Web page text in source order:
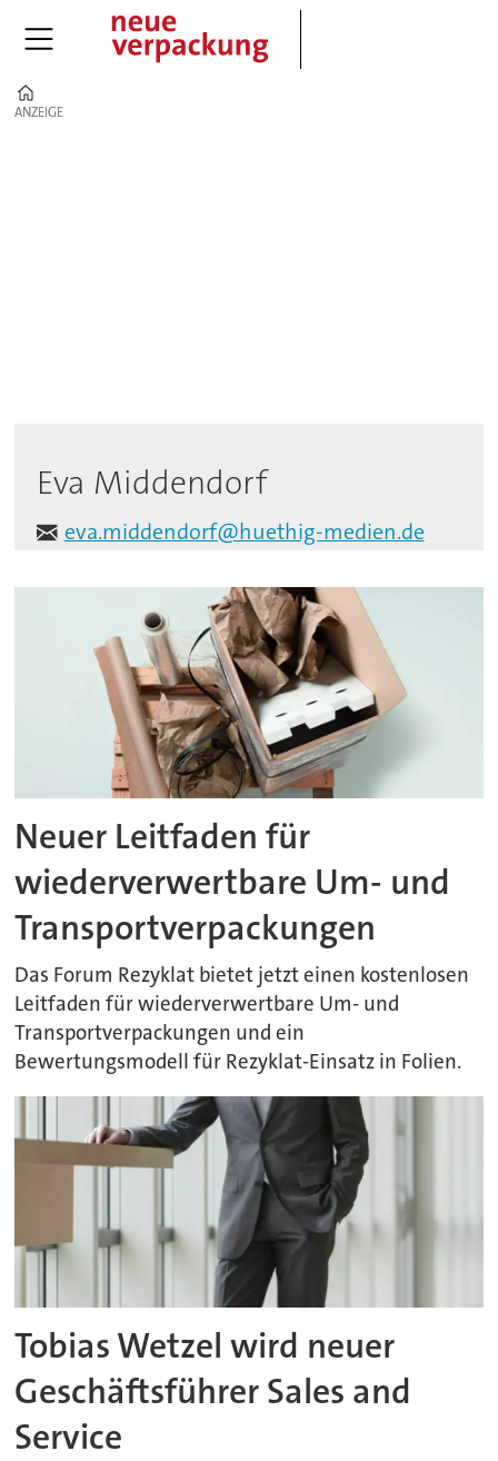
ANZEIGE
ANZEIGE
Eva Middendorf
eva.middendorf@huethig-medien.de
Neuer Leitfaden für
wiederverwertbare Um- und
Transportverpackungen
Das Forum Rezyklat bietet jetzt einen kostenlosen
Leitfaden für wiederverwertbare Um- und
Transportverpackungen und ein
Bewertungsmodell für Rezyklat-Einsatz in Folien.
Tobias Wetzel wird neuer
Geschäftsführer Sales and
Service